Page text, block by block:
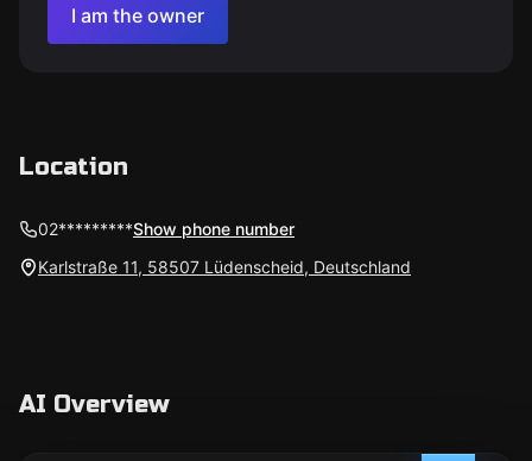
I am the owner
Location
02*********Show phone number
Karlstraße 11, 58507 Lüdenscheid, Deutschland
AI Overview